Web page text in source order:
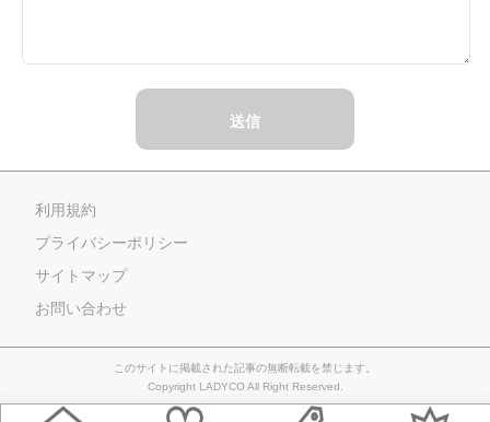
送信
利用規約
プライバシーポリシー
サイトマップ
お問い合わせ
このサイトに掲載された記事の無断転載を禁じます。
Copyright LADYCO All Right Reserved.
おすすめ記事